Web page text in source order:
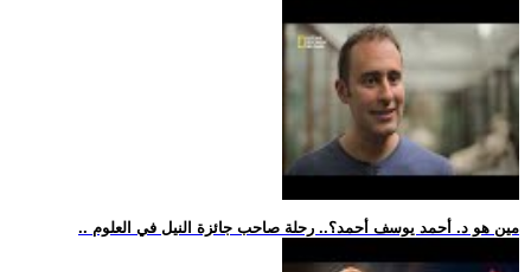
.. مين هو د. أحمد يوسف أحمد؟.. رحلة صاحب جائزة النيل في العلوم